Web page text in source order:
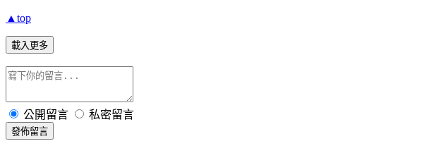
▲top
載入更多
公開留言 私密留言
發佈留言